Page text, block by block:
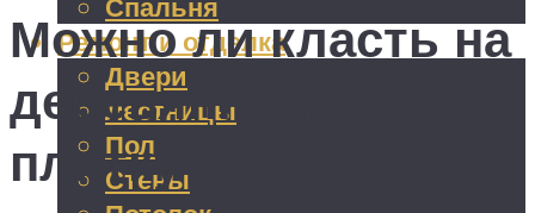
Спальня
Ремонт и отделка
Двери
Лестницы
Пол
Стены
Можно ли класть на
деревянный пол
плитку